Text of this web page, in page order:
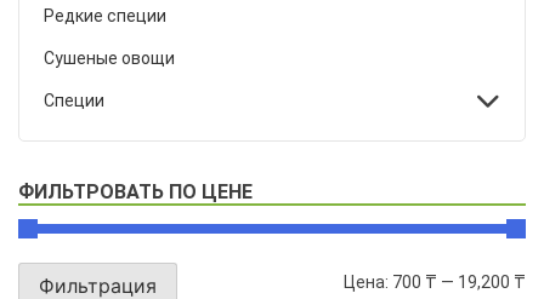
Редкие специи
Сушеные овощи
Специи
ФИЛЬТРОВАТЬ ПО ЦЕНЕ
Фильтрация Цена: 700 ₸ — 19,200 ₸